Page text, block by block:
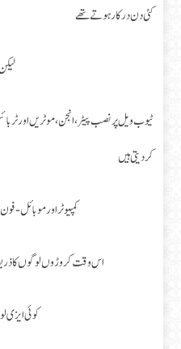
کئی دن درکار ہوتے تھے
ٹیوب ویل پر نصب پیٹر، انجن، موٹریں اور
کردیتی ہیں
کمپیوٹر اور
اس وقت کروڑوں لوگوں کا
کوئی ایزی